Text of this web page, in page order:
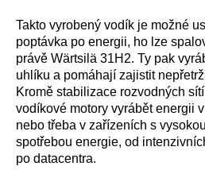
Takto vyrobený vodík je možné
poptávka po energii, ho lze
právě Wärtsilä 31H2. Ty pak
uhlíku a pomáhají zajistit
Kromě stabilizace rozvodných
vodíkové motory vyrábět energii
nebo třeba v zařízeních s
spotřebou energie, od
po datacentra.